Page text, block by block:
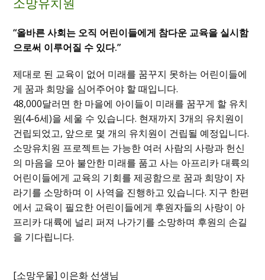
“올바른 사회는 오직 어린이들에게 참다운 교육을 실시함
으로써 이루어질 수 있다.”
제대로 된 교육이 없어 미래를 꿈꾸지 못하는 어린이들에
게 꿈과 희망을 심어주어야 할 때입니다.
48,000달러면 한 마을에 아이들이 미래를 꿈꾸게 할 유치
원(4-6세)을 세울 수 있습니다. 현재까지 3개의 유치원이
건립되었고, 앞으로 몇 개의 유치원이 건립될 예정입니다.
소망유치원 프로젝트는 가능한 여러 사람의 사랑과 헌신
의 마음을 모아 불안한 미래를 품고 사는 아프리카 대륙의
어린이들에게 교육의 기회를 제공함으로 꿈과 희망이 자
라기를 소망하며 이 사역을 진행하고 있습니다. 지구 한편
에서 교육이 필요한 어린이들에게 후원자들의 사랑이 아
프리카 대륙에 널리 퍼져 나가기를 소망하며 후원의 손길
을 기다립니다.
[소망우물] 이은화 선생님